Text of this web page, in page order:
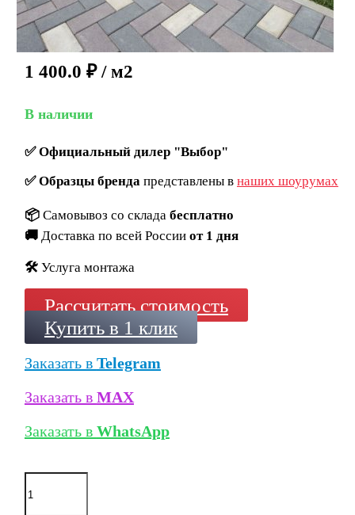
1 400.0 ₽ / м2
В наличии
✅Официальный дилер "Выбор"
✅Образцы брендапредставлены в наших шоурумах
📦 Самовывоз со склада бесплатно
🚚 Доставка по всей России от 1 дня
🛠️ Услуга монтажа
Рассчитать стоимость
Купить в 1 клик
Заказать в Telegram
Заказать в MAX
Заказать в WhatsApp
Количество
товара